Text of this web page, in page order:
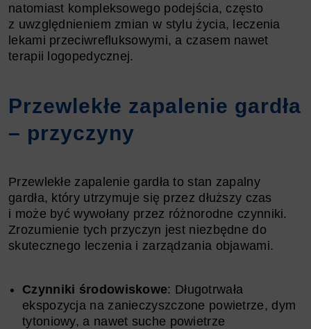
natomiast kompleksowego podejścia, często
z uwzględnieniem zmian w stylu życia, leczenia
lekami przeciwrefluksowymi, a czasem nawet
terapii logopedycznej.
Przewlekłe zapalenie gardła
– przyczyny
Przewlekłe zapalenie gardła to stan zapalny
gardła, który utrzymuje się przez dłuższy czas
i może być wywołany przez różnorodne czynniki.
Zrozumienie tych przyczyn jest niezbędne do
skutecznego leczenia i zarządzania objawami.
Czynniki środowiskowe: Długotrwała
ekspozycja na zanieczyszczone powietrze, dym
tytoniowy, a nawet suche powietrze